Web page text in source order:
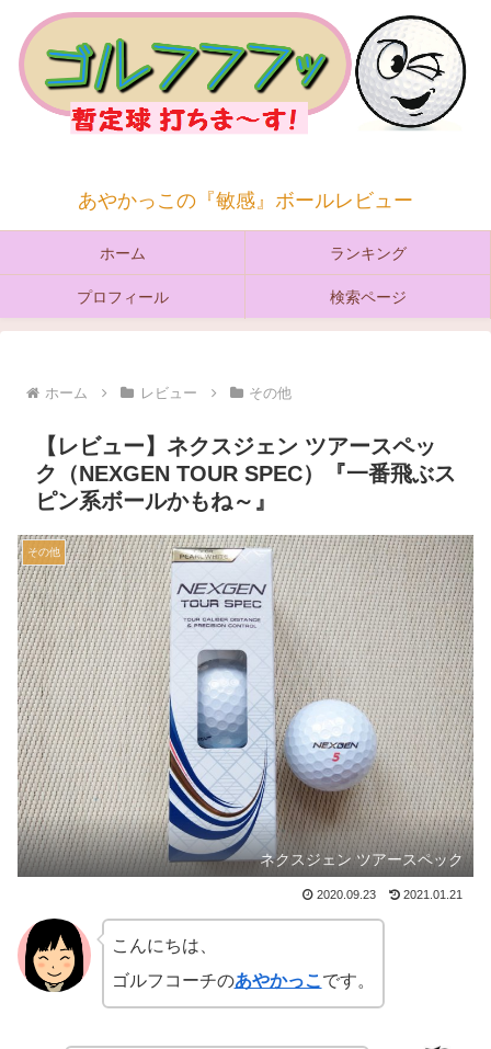
あやかっこの『敏感』ボールレビュー
ホーム ランキング
プロフィール 検索ページ
ホーム レビュー その他
【レビュー】ネクスジェン ツアースペッ
ク（NEXGEN TOUR SPEC）『一番飛ぶス
ピン系ボールかもね～』
その他
ネクスジェン ツアースペック
2020.09.23 2021.01.21
こんにちは、
ゴルフコーチのあやかっこ です。